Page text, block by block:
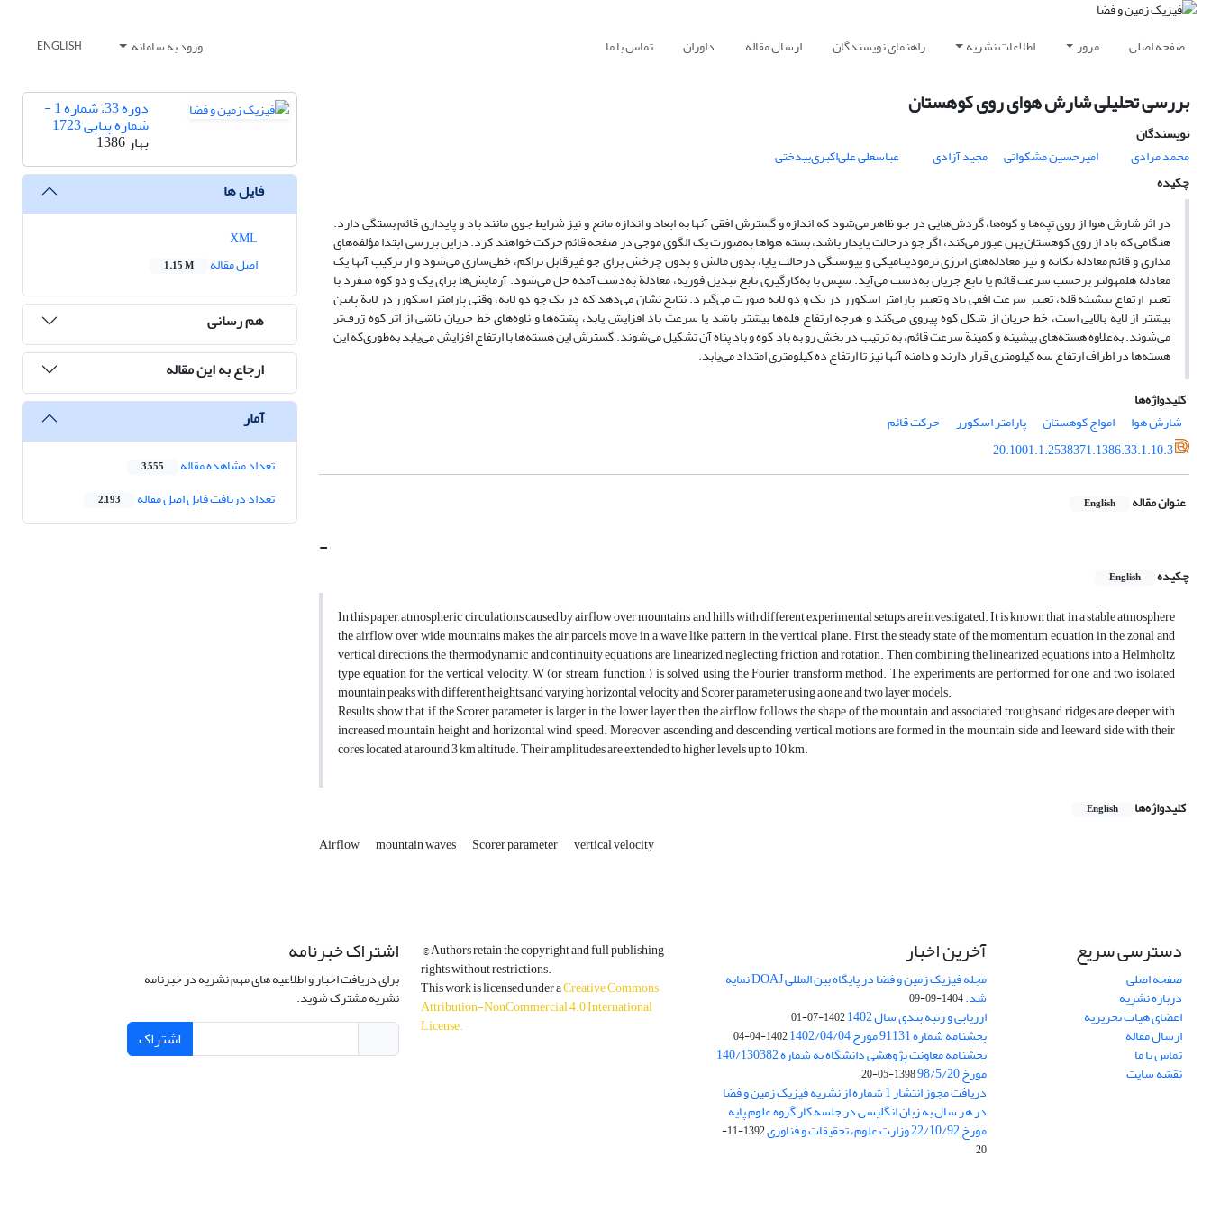
صفحه اصلی مرور اطلاعات نشریه راهنمای نویسندگان ارسال مقاله داوران تماس با ما ورود به سامانه ENGLISH
بررسی تحلیلی شارش هوای روی کوهستان
نویسندگان
محمد مرادی
امیرحسین مشکواتی مجید آزادی
عباسعلی علی‌اکبری‌بیدختی
چکیده
در اثر شارش هوا از روی تپه‌ها و کوه‌ها، گردش‌هایی در جو ظاهر می‌شود که اندازه و گسترش افقی آنها به ابعاد و اندازه مانع و نیز شرایط جوی مانند باد و پایداری قائم بستگی دارد.
هنگامی که باد از روی کوهستان پهن عبور می‌کند، اگر جو درحالت پایدار باشد، بسته هواها به‌صورت یک الگوی موجی در صفحه قائم حرکت خواهند کرد. دراین بررسی ابتدا مؤلفه‌های
مداری و قائم معادله تکانه و نیز معادله‌های انرژی ترمودینامیکی و پیوستگی درحالت پایا، بدون مالش و بدون چرخش برای جو غیرقابل تراکم، خطی‌سازی می‌شود و از ترکیب آنها یک
معادله هلمهولتز برحسب سرعت قائم یا تابع جریان به‌دست می‌آید. سپس با به‌کارگیری تابع تبدیل فوریه، معادلة به‌دست آمده حل می‌شود. آزمایش‌ها برای یک و دو کوه منفرد با
تغییر ارتفاع بیشینه قله، تغییر سرعت افقی باد و تغییر پارامتر اسکورر در یک و دو لایه صورت می‌گیرد. نتایج نشان می‌دهد که در یک جو دو لایه، وقتی پارامتر اسکورر در لایة پایین
بیشتر از لایة بالایی است، خط جریان از شکل کوه پیروی می‌کند و هرچه ارتفاع قله‌ها بیشتر باشد یا سرعت باد افزایش یابد، پشته‌ها و ناوه‌های خط جریان ناشی از اثر کوه ژرف‌تر
می‌شوند. به‌علاوه هسته‌های بیشینه و کمینة سرعت قائم، به ترتیب در بخش رو به باد کوه و باد پناه آن تشکیل می‌شوند. گسترش این هسته‌ها با ارتفاع افزایش می‌یابد به‌طوری‌که این
هسته‌ها در اطراف ارتفاع سه کیلومتری قرار دارند و دامنه آنها نیز تا ارتفاع ده کیلومتری امتداد می‌یابد.
کلیدواژه‌ها
شارش هوا
امواج کوهستان پارامتر اسکورر
حرکت قائم
20.1001.1.2538371.1386.33.1.10.3
عنوان مقاله English
-
چکیده English
In this paper, atmospheric circulations caused by airflow over mountains and hills with different experimental setups are investigated. It is known that in a stable atmosphere
the airflow over wide mountains makes the air parcels move in a wave like pattern in the vertical plane. First, the steady state of the momentum equation in the zonal and
vertical directions, the thermodynamic and continuity equations are linearized, neglecting friction and rotation. Then combining the linearized equations into a Helmholtz
type equation for the vertical velocity, W (or stream function, ) is solved using the Fourier transform method. The experiments are performed for one and two isolated
mountain peaks with different heights and varying horizontal velocity and Scorer parameter using a one and two layer models.
Results show that, if the Scorer parameter is larger in the lower layer then the airflow follows the shape of the mountain and associated troughs and ridges are deeper with
increased mountain height and horizontal wind speed. Moreover, ascending and descending vertical motions are formed in the mountain side and leeward side with their
cores located at around 3 km altitude. Their amplitudes are extended to higher levels up to 10 km.
کلیدواژه‌ها English
Airflow mountain waves Scorer parameter vertical velocity
دوره 33، شماره 1 -
شماره پیاپی 1723
بهار 1386
فایل ها
اصل مقاله
1.15 M
هم رسانی
ارجاع به این مقاله
آمار
تعداد مشاهده مقاله 3,555
تعداد دریافت فایل اصل مقاله 2,193
دسترسی سریع
صفحه اصلی
درباره نشریه
اعضای هیات تحریریه
ارسال مقاله
تماس با ما
نقشه سایت
آخرین اخبار
مجله فیزیک زمین و فضا در پایگاه بین المللی DOAJ نمایه
شد.1404-09-09
ارزیابی و رتبه بندی سال 1402 1402-07-01
بخشنامه شماره 91131 مورخ 1402/04/04 1402-04-04
بخشنامه معاونت پژوهشی دانشگاه به شماره 140/130382
مورخ 98/5/20 1398-05-20
دریافت مجوز انتشار 1 شماره از نشریه فیزیک زمین و فضا
در هر سال به زبان انگلیسی در جلسه کار گروه علوم پایه
مورخ 22/10/92 وزارت علوم، تحقیقات و فناوری
1392-11-
20
© Authors retain the copyright and full publishing
rights without restrictions.
This work is licensed under aCreative Commons
Attribution-NonCommercial 4.0 International
License.
اشتراک خبرنامه
برای دریافت اخبار و اطلاعیه های مهم نشریه در خبرنامه
نشریه مشترک شوید.
اشتراک